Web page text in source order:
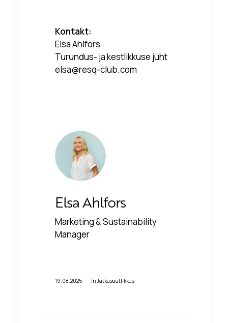
Kontakt:
Elsa Ahlfors
Turundus- ja kestlikkuse juht
elsa@resq-club.com
Elsa Ahlfors
Marketing & Sustainability
Manager
19.08.2025 InJätkusuutlikkus